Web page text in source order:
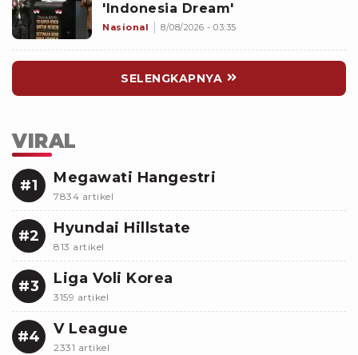
'Indonesia Dream'
Nasional 8/08/2026 - 03:35
SELENGKAPNYA
VIRAL
#1 Megawati Hangestri
7834 artikel
#2 Hyundai Hillstate
813 artikel
#3 Liga Voli Korea
3159 artikel
#4 V League
2331 artikel